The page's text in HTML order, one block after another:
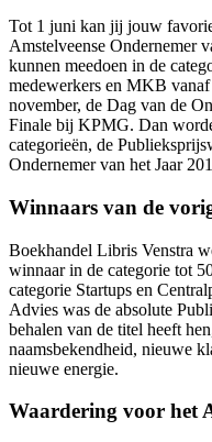
Tot 1 juni kan jij jouw
Amstelveense Ondernemer
kunnen meedoen in de
medewerkers en MKB
november, de Dag van de
Finale bij KPMG. Dan
categorieën, de
Ondernemer van het Jaar
Winnaars van de
Boekhandel Libris Venstra
winnaar in de categorie tot
categorie Startups en
Advies was de absolute
behalen van de titel heeft
naamsbekendheid, nieuwe
nieuwe energie.
Waardering voor het